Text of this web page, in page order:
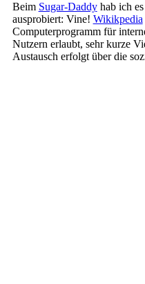
Beim Sugar-Daddyhab ich
ausprobiert: Vine! Wikikpedia
Computerprogramm für
Nutzern erlaubt, sehr kurze
Austausch erfolgt über die